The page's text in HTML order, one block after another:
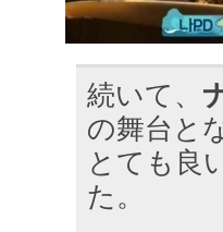
続いて、
の舞台と
とても良
た。